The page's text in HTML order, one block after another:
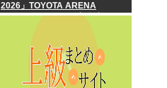
2026」TOYOTA ARENA
TOKYO 8月8日昼・夜公演セッ